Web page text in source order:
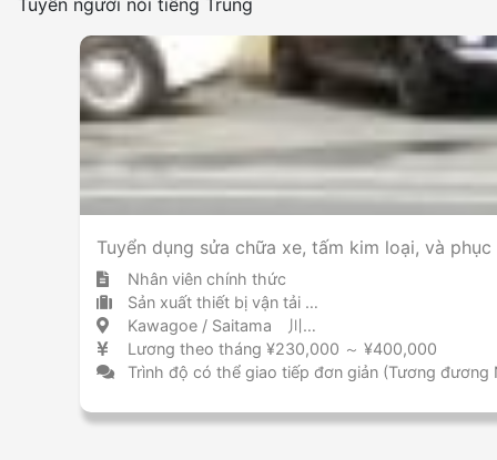
Tuyển người nói tiếng Trung
Tuyển dụng sửa chữa xe, tấm kim loại, và
Nhân viên chính thức
Sản xuất thiết bị vận tải (bao gồm ô tô)
Kawagoe / Saitama 川越 / 埼玉県
Lương theo tháng ¥230,000 ～ ¥400,000
Trình độ có thể giao tiếp đơn giản (Tương đương